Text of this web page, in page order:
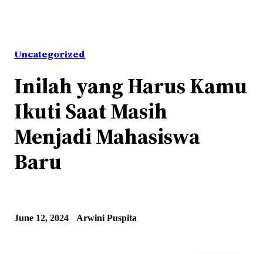
Uncategorized
Inilah yang Harus Kamu
Ikuti Saat Masih
Menjadi Mahasiswa
Baru
June 12, 2024 Arwini Puspita